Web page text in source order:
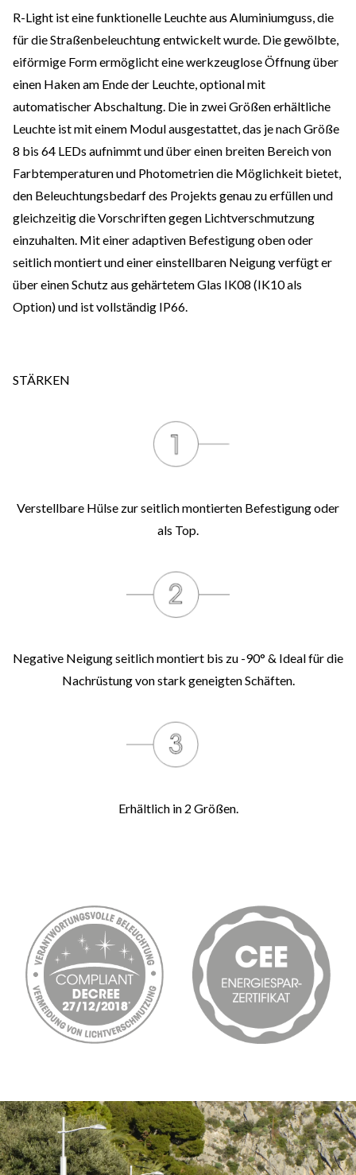
R-Light ist eine funktionelle Leuchte aus Aluminiumguss, die
für die Straßenbeleuchtung entwickelt wurde. Die gewölbte,
eiförmige Form ermöglicht eine werkzeuglose Öffnung über
einen Haken am Ende der Leuchte, optional mit
automatischer Abschaltung. Die in zwei Größen erhältliche
Leuchte ist mit einem Modul ausgestattet, das je nach Größe
8 bis 64 LEDs aufnimmt und über einen breiten Bereich von
Farbtemperaturen und Photometrien die Möglichkeit bietet,
den Beleuchtungsbedarf des Projekts genau zu erfüllen und
gleichzeitig die Vorschriften gegen Lichtverschmutzung
einzuhalten. Mit einer adaptiven Befestigung oben oder
seitlich montiert und einer einstellbaren Neigung verfügt er
über einen Schutz aus gehärtetem Glas IK08 (IK10 als
Option) und ist vollständig IP66.
STÄRKEN
Verstellbare Hülse zur seitlich montierten Befestigung oder
als Top.
Negative Neigung seitlich montiert bis zu -90° & Ideal für die
Nachrüstung von stark geneigten Schäften.
Erhältlich in 2 Größen.